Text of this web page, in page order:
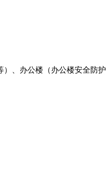
、办公楼（办公楼安全防护